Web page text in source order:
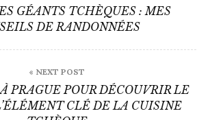
GÉANTS TCHÈQUES : MES
DE RANDONNÉES
« NEXT POST
PRAGUE POUR DÉCOUVRIR LE
CLÉ DE LA CUISINE